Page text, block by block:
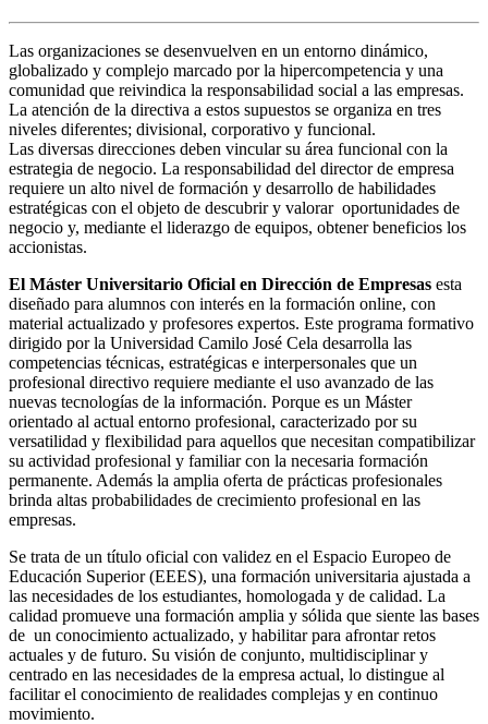
Las organizaciones se desenvuelven en un entorno dinámico,
globalizado y complejo marcado por la hipercompetencia y una
comunidad que reivindica la responsabilidad social a las empresas.
La atención de la directiva a estos supuestos se organiza en tres
niveles diferentes; divisional, corporativo y funcional.
Las diversas direcciones deben vincular su área funcional con la
estrategia de negocio. La responsabilidad del director de empresa
requiere un alto nivel de formación y desarrollo de habilidades
estratégicas con el objeto de descubrir y valorar oportunidades de
negocio y, mediante el liderazgo de equipos, obtener beneficios los
accionistas.
El Máster Universitario Oficial en Dirección de Empresas esta
diseñado para alumnos con interés en la formación online, con
material actualizado y profesores expertos. Este programa formativo
dirigido por la Universidad Camilo José Cela desarrolla las
competencias técnicas, estratégicas e interpersonales que un
profesional directivo requiere mediante el uso avanzado de las
nuevas tecnologías de la información. Porque es un Máster
orientado al actual entorno profesional, caracterizado por su
versatilidad y flexibilidad para aquellos que necesitan compatibilizar
su actividad profesional y familiar con la necesaria formación
permanente. Además la amplia oferta de prácticas profesionales
brinda altas probabilidades de crecimiento profesional en las
empresas.
Se trata de un título oficial con validez en el Espacio Europeo de
Educación Superior (EEES), una formación universitaria ajustada a
las necesidades de los estudiantes, homologada y de calidad. La
calidad promueve una formación amplia y sólida que siente las bases
de un conocimiento actualizado, y habilitar para afrontar retos
actuales y de futuro. Su visión de conjunto, multidisciplinar y
centrado en las necesidades de la empresa actual, lo distingue al
facilitar el conocimiento de realidades complejas y en continuo
movimiento.